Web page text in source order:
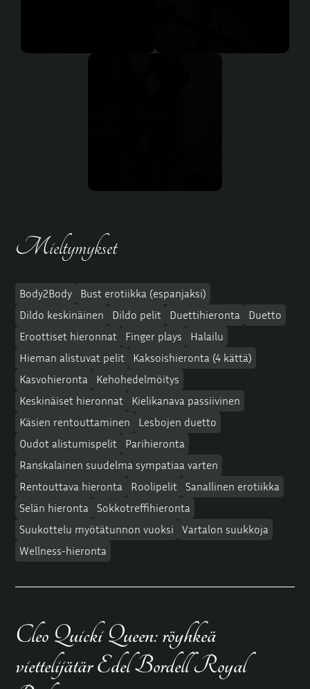
Mieltymykset
Body2Body
Bust erotiikka (espanjaksi)
Dildo keskinäinen
Dildo pelit Duettihieronta
Duetto
Eroottiset hieronnat
Finger plays
Halailu
Hieman alistuvat pelit
Kaksoishieronta (4 kättä)
Kasvohieronta
Kehohedelmöitys
Keskinäiset hieronnat
Kielikanava passiivinen
Käsien rentouttaminen
Lesbojen duetto
Oudot alistumispelit
Parihieronta
Ranskalainen suudelma sympatiaa varten
Rentouttava hieronta
Roolipelit
Sanallinen erotiikka
Selän hieronta
Sokkotreffihieronta
Suukottelu myötätunnon vuoksi
Vartalon suukkoja
Wellness-hieronta
Cleo Quicki Queen: röyhkeä
viettelijätär Edel Bordell Royal